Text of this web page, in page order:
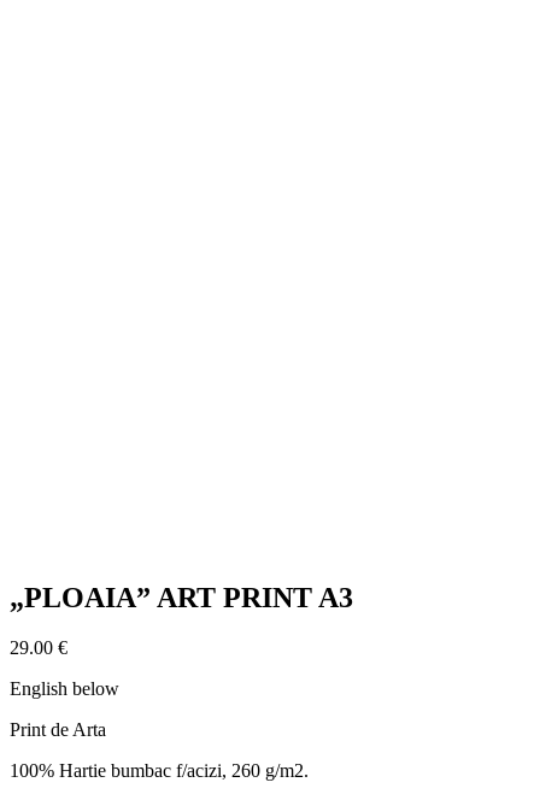
„PLOAIA” ART PRINT A3
29.00 €
English below
Print de Arta
100% Hartie bumbac f/acizi, 260 g/m2.